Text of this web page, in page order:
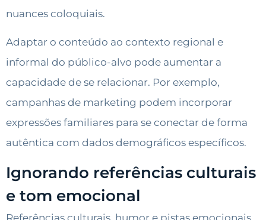
nuances coloquiais.
Adaptar o conteúdo ao contexto regional e
informal do público-alvo pode aumentar a
capacidade de se relacionar. Por exemplo,
campanhas de marketing podem incorporar
expressões familiares para se conectar de forma
autêntica com dados demográficos específicos.
Ignorando referências culturais
e tom emocional
Referências culturais, humor e pistas emocionais